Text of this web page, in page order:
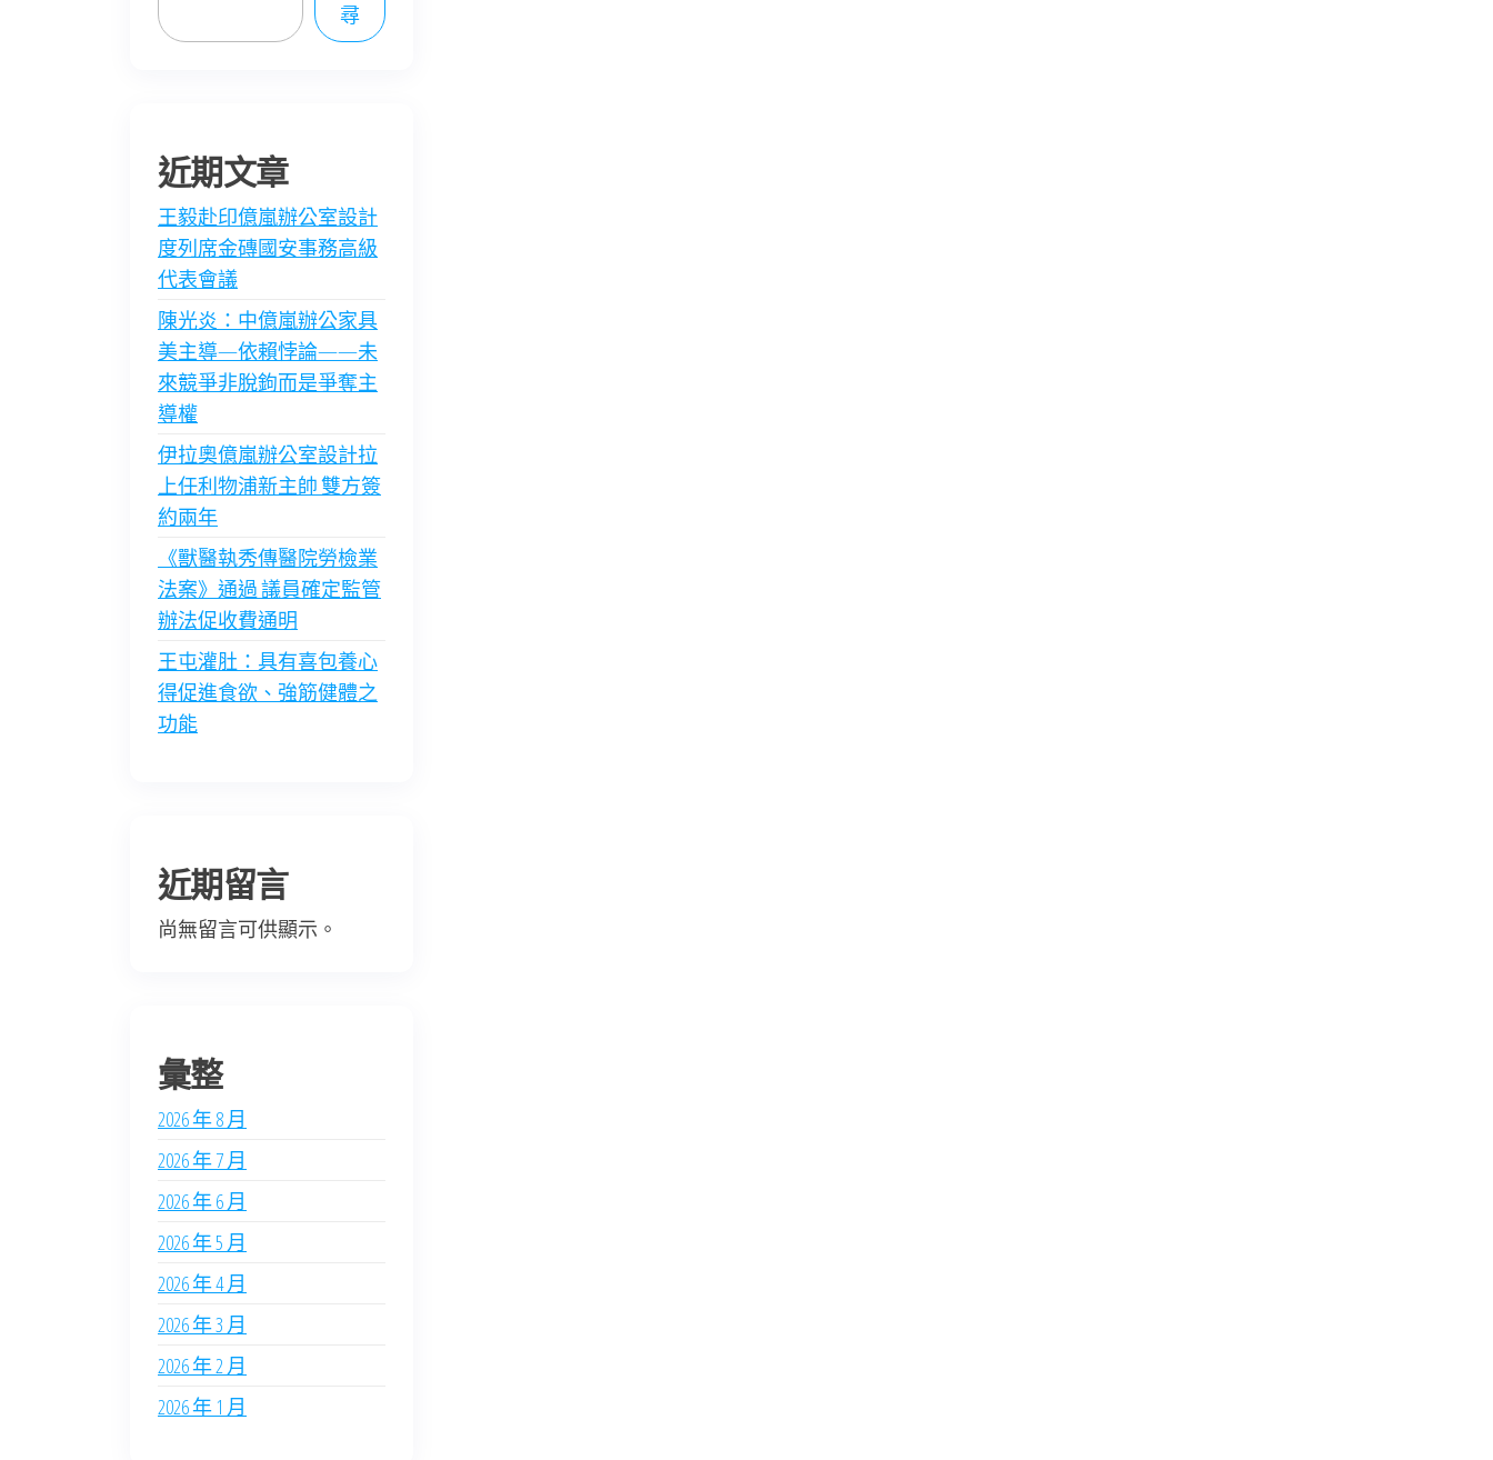
尋
近期文章
王毅赴印億嵐辦公室設計
度列席金磚國安事務高級
代表會議
陳光炎：中億嵐辦公家具
美主導—依賴悖論——未
來競爭非脫鉤而是爭奪主
導權
伊拉奧億嵐辦公室設計拉
上任利物浦新主帥 雙方簽
約兩年
《獸醫執秀傳醫院勞檢業
法案》通過 議員確定監管
辦法促收費通明
王屯灌肚：具有喜包養心
得促進食欲、強筋健體之
功能
近期留言
尚無留言可供顯示。
彙整
2026 年 8 月
2026 年 7 月
2026 年 6 月
2026 年 5 月
2026 年 4 月
2026 年 3 月
2026 年 2 月
2026 年 1 月